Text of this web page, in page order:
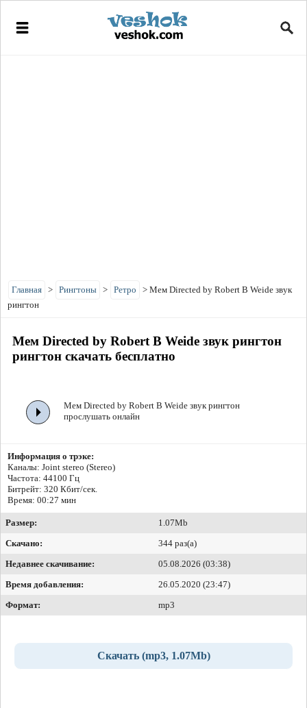
Главная > Рингтоны > Ретро > Мем Directed by Robert B Weide звук
рингтон
Мем Directed by Robert B Weide звук рингтон
рингтон скачать бесплатно
Мем Directed by Robert B Weide звук рингтон
прослушать онлайн
Информация о трэке:
Каналы: Joint stereo (Stereo)
Частота: 44100 Гц
Битрейт: 320 Кбит/сек.
Время: 00:27 мин
Размер:
1.07Mb
Скачано:
344 раз(а)
Недавнее скачивание:
05.08.2026 (03:38)
Время добавления:
26.05.2020 (23:47)
Формат:
mp3
Скачать (mp3, 1.07Mb)